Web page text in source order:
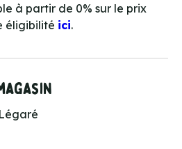
à partir de 0% sur le prix
éligibilité ici.